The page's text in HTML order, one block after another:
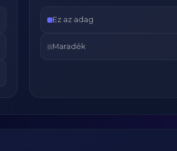
Ez az adag
Maradék